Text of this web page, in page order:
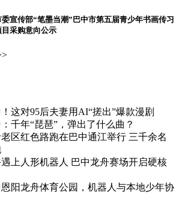
宣传部“笔墨当潮”巴中市第五届青少年书画传习
采购意向公示
这对95后夫妻用AI“搓出”爆款漫剧
千年“琵琶”，弹出了什么曲？
老区红色路跑在巴中通江举行 三千余名
上人形机器人 巴中龙舟赛场开启硬核
恩阳龙舟体育公园，机器人与本地少年协